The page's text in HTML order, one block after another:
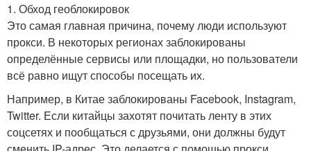
1. Обход геоблокировок
Это самая главная причина, почему люди используют
прокси. В некоторых регионах заблокированы
определённые сервисы или площадки, но пользователи
всё равно ищут способы посещать их.
Например, в Китае заблокированы Facebook, Instagram,
Twitter. Если китайцы захотят почитать ленту в этих
соцсетях и пообщаться с друзьями, они должны будут